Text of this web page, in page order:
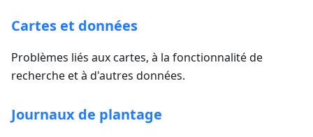
Cartes et données
Problèmes liés aux cartes, à la fonctionnalité de
recherche et à d'autres données.
Journaux de plantage